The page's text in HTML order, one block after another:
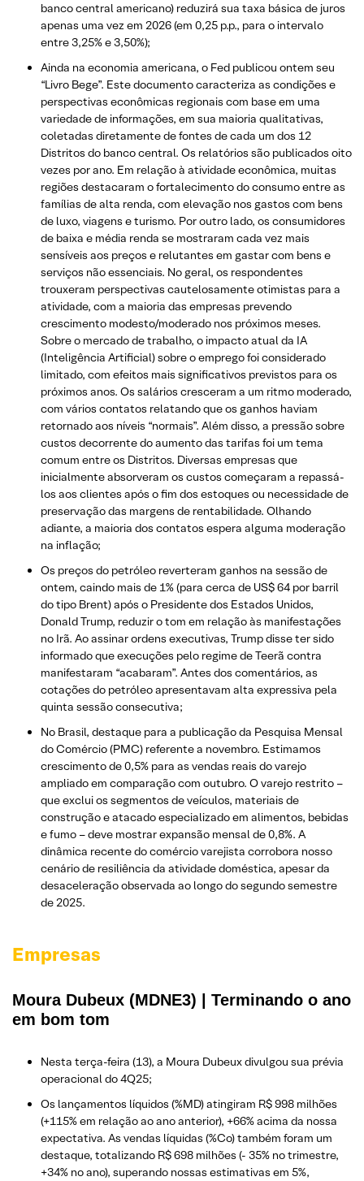
banco central americano) reduzirá sua taxa básica de juros
apenas uma vez em 2026 (em 0,25 p.p., para o intervalo
entre 3,25% e 3,50%);
Ainda na economia americana, o Fed publicou ontem seu
“Livro Bege”. Este documento caracteriza as condições e
perspectivas econômicas regionais com base em uma
variedade de informações, em sua maioria qualitativas,
coletadas diretamente de fontes de cada um dos 12
Distritos do banco central. Os relatórios são publicados oito
vezes por ano. Em relação à atividade econômica, muitas
regiões destacaram o fortalecimento do consumo entre as
famílias de alta renda, com elevação nos gastos com bens
de luxo, viagens e turismo. Por outro lado, os consumidores
de baixa e média renda se mostraram cada vez mais
sensíveis aos preços e relutantes em gastar com bens e
serviços não essenciais. No geral, os respondentes
trouxeram perspectivas cautelosamente otimistas para a
atividade, com a maioria das empresas prevendo
crescimento modesto/moderado nos próximos meses.
Sobre o mercado de trabalho, o impacto atual da IA
(Inteligência Artificial) sobre o emprego foi considerado
limitado, com efeitos mais significativos previstos para os
próximos anos. Os salários cresceram a um ritmo moderado,
com vários contatos relatando que os ganhos haviam
retornado aos níveis “normais”. Além disso, a pressão sobre
custos decorrente do aumento das tarifas foi um tema
comum entre os Distritos. Diversas empresas que
inicialmente absorveram os custos começaram a repassá-
los aos clientes após o fim dos estoques ou necessidade de
preservação das margens de rentabilidade. Olhando
adiante, a maioria dos contatos espera alguma moderação
na inflação;
Os preços do petróleo reverteram ganhos na sessão de
ontem, caindo mais de 1% (para cerca de US$ 64 por barril
do tipo Brent) após o Presidente dos Estados Unidos,
Donald Trump, reduzir o tom em relação às manifestações
no Irã. Ao assinar ordens executivas, Trump disse ter sido
informado que execuções pelo regime de Teerã contra
manifestaram “acabaram”. Antes dos comentários, as
cotações do petróleo apresentavam alta expressiva pela
quinta sessão consecutiva;
No Brasil, destaque para a publicação da Pesquisa Mensal
do Comércio (PMC) referente a novembro. Estimamos
crescimento de 0,5% para as vendas reais do varejo
ampliado em comparação com outubro. O varejo restrito –
que exclui os segmentos de veículos, materiais de
construção e atacado especializado em alimentos, bebidas
e fumo – deve mostrar expansão mensal de 0,8%. A
dinâmica recente do comércio varejista corrobora nosso
cenário de resiliência da atividade doméstica, apesar da
desaceleração observada ao longo do segundo semestre
de 2025.
Empresas
Moura Dubeux (MDNE3) | Terminando o ano
em bom tom
Nesta terça-feira (13), a Moura Dubeux divulgou sua prévia
operacional do 4Q25;
Os lançamentos líquidos (%MD) atingiram R$ 998 milhões
(+115% em relação ao ano anterior), +66% acima da nossa
expectativa. As vendas líquidas (%Co) também foram um
destaque, totalizando R$ 698 milhões (- 35% no trimestre,
+34% no ano), superando nossas estimativas em 5%,